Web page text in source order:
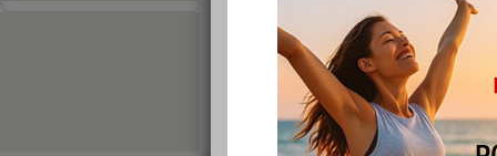
♥•♥•♥ ♥•♥•♥ ♥•♥
bonjour tout le monde et